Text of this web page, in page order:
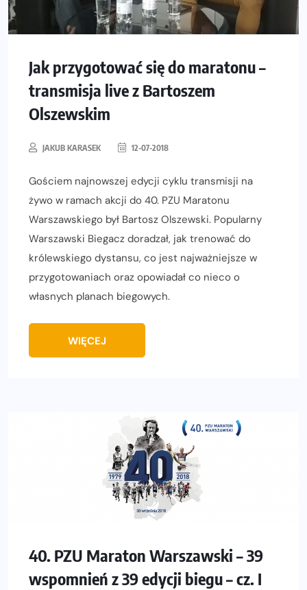
Jak przygotować się do maratonu –
transmisja live z Bartoszem
Olszewskim
JAKUB KARASEK 12-07-2018
Gościem najnowszej edycji cyklu transmisji na
żywo w ramach akcji do 40. PZU Maratonu
Warszawskiego był Bartosz Olszewski. Popularny
Warszawski Biegacz doradzał, jak trenować do
królewskiego dystansu, co jest najważniejsze w
przygotowaniach oraz opowiadał co nieco o
własnych planach biegowych.
WIĘCEJ
40. PZU Maraton Warszawski – 39
wspomnień z 39 edycji biegu – cz. I